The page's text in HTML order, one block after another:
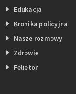
Edukacja
Kronika policyjna
Nasze rozmowy
Zdrowie
Felieton